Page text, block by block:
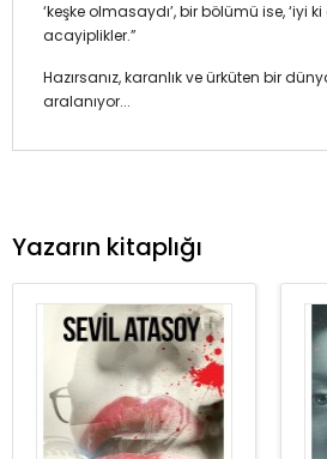
‘keşke olmasaydı’, bir bölümü ise, ‘iyi
acayiplikler.”
Hazırsanız, karanlık ve ürküten bir
aralanıyor...
Yazarın kitaplığı